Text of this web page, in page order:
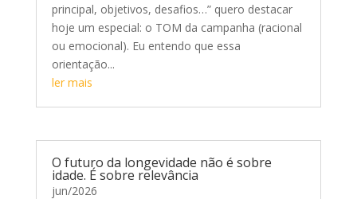
principal, objetivos, desafios…” quero destacar
hoje um especial: o TOM da campanha (racional
ou emocional). Eu entendo que essa
orientação...
ler mais
O futuro da longevidade não é sobre
idade. É sobre relevância
jun/2026